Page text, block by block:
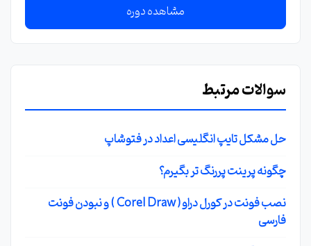
مشاهده دوره
سوالات مرتبط
حل مشکل تایپ انگلیسی اعداد در فتوشاپ
چگونه پرینت پررنگ تر بگیرم؟
نصب فونت در کورل دراو ( Corel Draw ) و نبودن فونت
فارسی